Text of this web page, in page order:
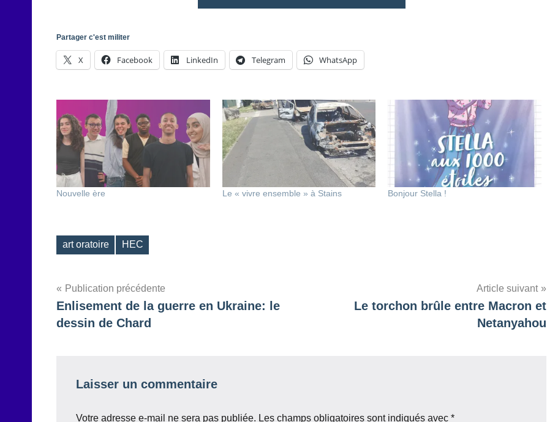
Partager c'est militer
X Facebook LinkedIn Telegram WhatsApp
Nouvelle ère Le « vivre ensemble » à Stains Bonjour Stella !
Étiquettes
art oratoire HEC
Navigation
de
Publication précédente
Enlisement de la guerre en Ukraine: le
dessin de Chard
Article suivant
Le torchon brûle entre Macron et
Netanyahou
Laisser un commentaire
Votre adresse e-mail ne sera pas publiée. Les champs obligatoires sont indiqués avec *